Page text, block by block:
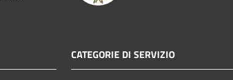
CATEGORIE DI SERVIZIO